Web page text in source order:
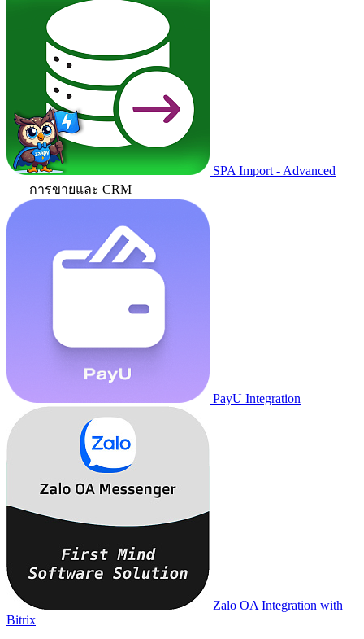
SPA Import - Advanced
การขายและ CRM
PayU Integration
Zalo OA Integration with
Bitrix